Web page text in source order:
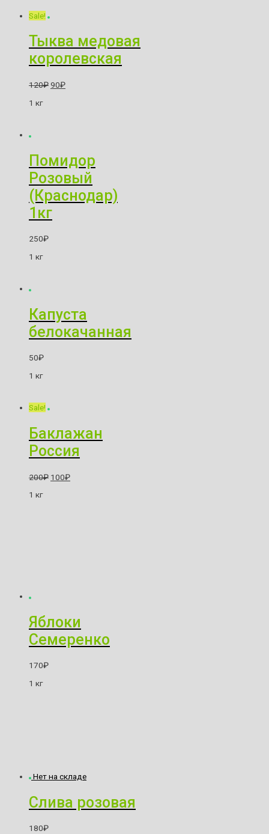
Sale!
Тыква медовая
королевская
120₽ 90₽
1 кг
Помидор
Розовый
(Краснодар)
1кг
250₽
1 кг
Капуста
белокачанная
50₽
1 кг
Sale!
Баклажан
Россия
200₽ 100₽
1 кг
Яблоки
Семеренко
170₽
1 кг
Нет на складе
Слива розовая
180₽